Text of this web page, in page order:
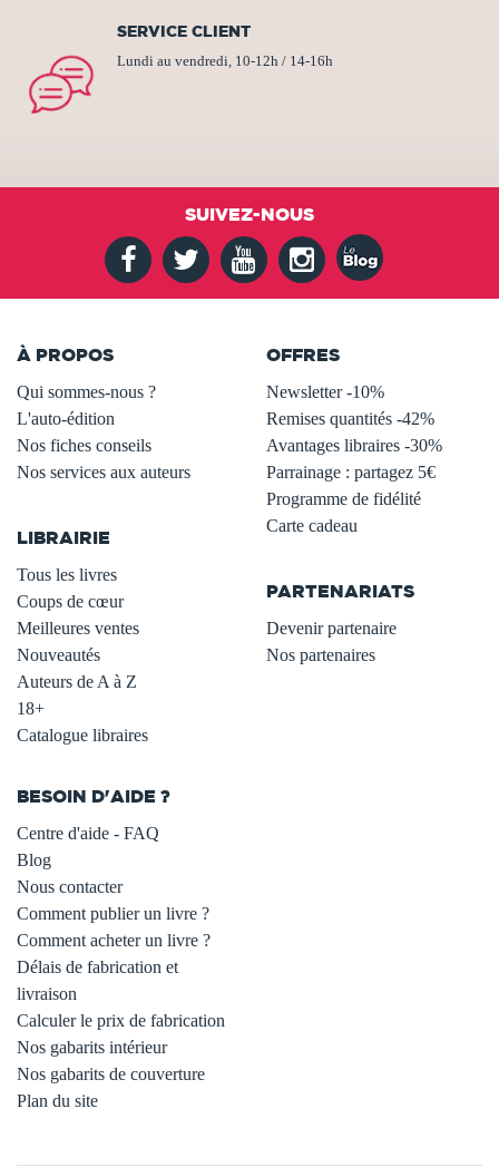
SERVICE CLIENT
Lundi au vendredi, 10-12h / 14-16h
SUIVEZ-NOUS
À PROPOS
Qui sommes-nous ?
L'auto-édition
Nos fiches conseils
Nos services aux auteurs
LIBRAIRIE
Tous les livres
Coups de cœur
Meilleures ventes
Nouveautés
Auteurs de A à Z
18+
Catalogue libraires
OFFRES
Newsletter -10%
Remises quantités -42%
Avantages libraires -30%
Parrainage : partagez 5€
Programme de fidélité
Carte cadeau
PARTENARIATS
Devenir partenaire
Nos partenaires
BESOIN D'AIDE ?
Centre d'aide - FAQ
Blog
Nous contacter
Comment publier un livre ?
Comment acheter un livre ?
Délais de fabrication et
livraison
Calculer le prix de fabrication
Nos gabarits intérieur
Nos gabarits de couverture
Plan du site